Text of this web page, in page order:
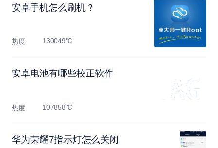
安卓手机怎么刷机？
热度 130049℃
安卓电池有哪些校正软件
热度 107858℃
华为荣耀7指示灯怎么关闭